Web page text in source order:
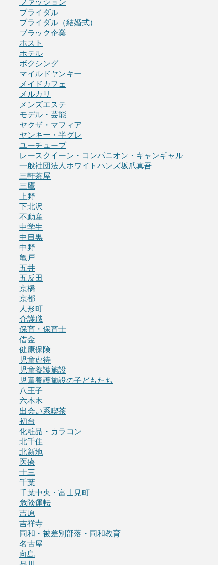
ファッション
ブライダル
ブライダル（結婚式）
ブラック企業
ホスト
ホテル
ボクシング
マイルドヤンキー
メイドカフェ
メルカリ
メンズエステ
モデル・芸能
ヤクザ・マフィア
ヤンキー・半グレ
ユーチューブ
レースクイーン・コンパニオン・キャンギャル
一般社団法人ホワイトハンズ坂爪真吾
三軒茶屋
三鷹
上野
下北沢
不動産
中学生
中目黒
中野
亀戸
五井
五反田
京橋
京都
人形町
介護職
保育・保育士
借金
健康保険
児童虐待
児童養護施設
児童養護施設の子どもたち
八王子
六本木
出会い系喫茶
初台
化粧品・カラコン
北千住
北新地
医療
十三
千葉
千葉中央・富士見町
危険運転
吉原
吉祥寺
同和・被差別部落・同和教育
名古屋
向島